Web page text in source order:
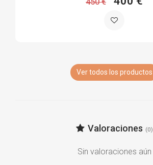
Ver todos los productos
Valoraciones (0)
Sin valoraciones aún